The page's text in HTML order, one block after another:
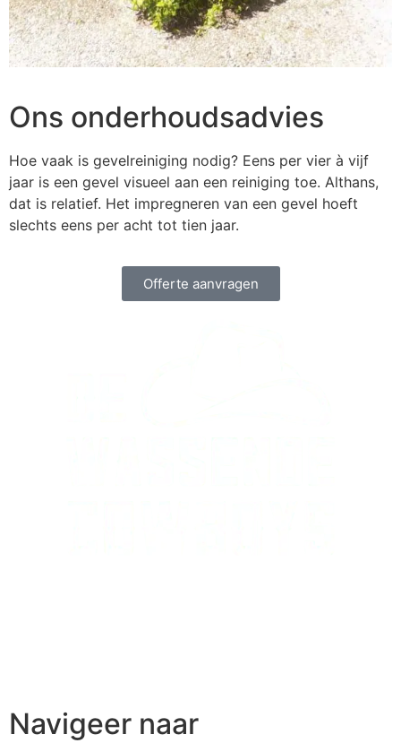
Ons onderhoudsadvies
Hoe vaak is gevelreiniging nodig? Eens per vier à vijf
jaar is een gevel visueel aan een reiniging toe. Althans,
dat is relatief. Het impregneren van een gevel hoeft
slechts eens per acht tot tien jaar.
Offerte aanvragen
Navigeer naar